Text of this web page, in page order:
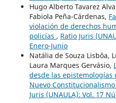
Hugo Alberto Tavarez
Fabiola Peña-Cárdenas,
violación de derechos
policías , Ratio Juris
Enero-Junio
Natália de Souza Lisbôa,
Laura Marques Gervásio,
desde las epistemologías
Nuevo
Juris (UNAULA): Vol. 17